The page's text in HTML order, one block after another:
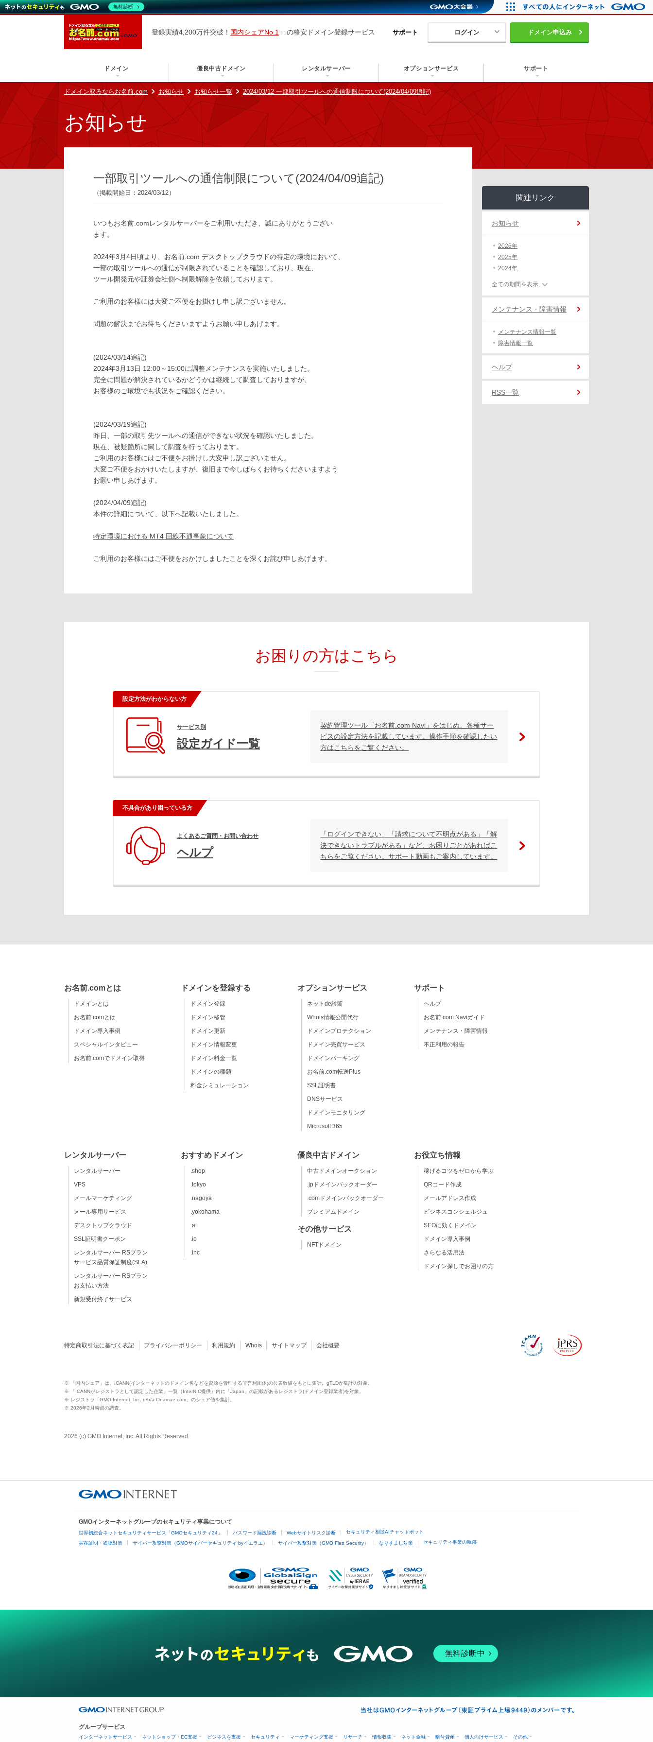
登録実績4,200万件突破！ 国内シェアNo.1 の格安ドメイン登録サービス サポート ログイン ドメイン申込み
ドメイン 優良中古ドメイン レンタルサーバー オプションサービス サポート
ドメイン取るならお名前.com お知らせ お知らせ一覧 2024/03/12 一部取引ツールへの通信制限について(2024/04/09追記)
お知らせ
一部取引ツールへの通信制限について(2024/04/09追記)
（掲載開始日：2024/03/12）
いつもお名前.comレンタルサーバーをご利用いただき、誠にありがとうござい
ます。
2024年3月4日頃より、お名前.com デスクトップクラウドの特定の環境において、
一部の取引ツールへの通信が制限されていることを確認しており、現在、
ツール開発元や証券会社側へ制限解除を依頼しております。
ご利用のお客様には大変ご不便をお掛けし申し訳ございません。
問題の解決までお待ちくださいますようお願い申しあげます。
(2024/03/14追記)
2024年3月13日 12:00～15:00に調整メンテナンスを実施いたしました。
完全に問題が解決されているかどうかは継続して調査しておりますが、
お客様のご環境でも状況をご確認ください。
(2024/03/19追記)
昨日、一部の取引先ツールへの通信ができない状況を確認いたしました。
現在、被疑箇所に関して調査を行っております。
ご利用のお客様にはご不便をお掛けし大変申し訳ございません。
大変ご不便をおかけいたしますが、復旧まで今しばらくお待ちくださいますよう
お願い申しあげます。
(2024/04/09追記)
本件の詳細について、以下へ記載いたしました。
特定環境における MT4 回線不通事象について
ご利用のお客様にはご不便をおかけしましたことを深くお詫び申しあげます。
関連リンク
お知らせ
2026年
2025年
2024年
全ての期間を表示
メンテナンス・障害情報
メンテナンス情報一覧
障害情報一覧
ヘルプ
RSS一覧
お困りの方はこちら
設定方法がわからない方
サービス別
設定ガイド一覧
契約管理ツール「お名前.com Navi」をはじめ、各種サー
ビスの設定方法を記載しています。操作手順を確認したい
方はこちらをご覧ください。
不具合があり困っている方
よくあるご質問・お問い合わせ
ヘルプ
「ログインできない」「請求について不明点がある」「解
決できないトラブルがある」など、お困りごとがあればこ
ちらをご覧ください。サポート動画もご案内しています。
お名前.comとは
ドメインとは
お名前.comとは
ドメイン導入事例
スペシャルインタビュー
お名前.comでドメイン取得
ドメインを登録する
ドメイン登録
ドメイン移管
ドメイン更新
ドメイン情報変更
ドメイン料金一覧
ドメインの種類
料金シミュレーション
オプションサービス
ネットde診断
Whois情報公開代行
ドメインプロテクション
ドメイン売買サービス
ドメインパーキング
お名前.com転送Plus
SSL証明書
DNSサービス
ドメインモニタリング
Microsoft 365
サポート
ヘルプ
お名前.com Naviガイド
メンテナンス・障害情報
不正利用の報告
レンタルサーバー
レンタルサーバー
VPS
メールマーケティング
メール専用サービス
デスクトップクラウド
SSL証明書クーポン
レンタルサーバー RSプラン
サービス品質保証制度(SLA)
レンタルサーバー RSプラン
お支払い方法
新規受付終了サービス
おすすめドメイン
.shop
.tokyo
.nagoya
.yokohama
.ai
.io
.inc
優良中古ドメイン
中古ドメインオークション
.jpドメインバックオーダー
.comドメインバックオーダー
プレミアムドメイン
その他サービス
NFTドメイン
お役立ち情報
稼げるコツをゼロから学ぶ
QRコード作成
メールアドレス作成
ビジネスコンシェルジュ
SEOに効くドメイン
ドメイン導入事例
さらなる活用法
ドメイン探しでお困りの方
特定商取引法に基づく表記 プライバシーポリシー 利用規約 Whois サイトマップ 会社概要
※ 「国内シェア」は、ICANN(インターネットのドメイン名などを資源を管理する非営利団体)の公表数値をもとに集計。gTLDが集計の対象。
※ 「ICANNがレジストラとして認定した企業」一覧（InterNIC提供）内に「Japan」の記載があるレジストラ(ドメイン登録業者)を対象。
※ レジストラ「GMO Internet, Inc. d/b/a Onamae.com」のシェア値を集計。
※ 2026年2月時点の調査。
2026 (c) GMO Internet, Inc. All Rights Reserved.
GMOインターネットグループのセキュリティ事業について
世界初総合ネットセキュリティサービス「GMOセキュリティ24」 パスワード漏洩診断 Webサイトリスク診断 セキュリティ相談AIチャットボット
実在証明・盗聴対策 サイバー攻撃対策（GMOサイバーセキュリティ byイエラエ） サイバー攻撃対策（GMO Flatt Security） なりすまし対策 セキュリティ事業の軌跡
無料診断中
グループサービス
インターネットサービス ネットショップ・EC支援 ビジネスを支援 セキュリティ マーケティング支援 リサーチ 情報収集 ネット金融 暗号資産 個人向けサービス その他
無料診断